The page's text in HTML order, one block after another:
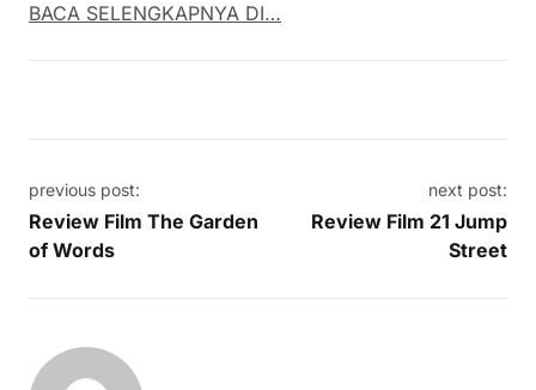
BACA SELENGKAPNYA DI…
Post navigation
previous post:
Review Film The Garden
of Words
next post:
Review Film 21 Jump
Street